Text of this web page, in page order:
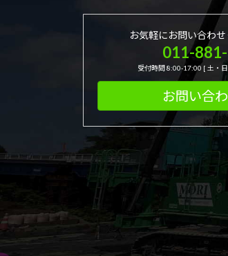
お気軽にお問い合わせ
011-
受付時間 8:00-17:00 [ 土・
お問い合